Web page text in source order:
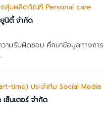
ลุ่มผลิตภัณฑ์ Personal care
นิตี้ จำกัด
ามรับผิดชอบ ศึกษาข้อมูลทางกา
time) ประจำทีม Social Media
ซ็นเตอร์ จำกัด